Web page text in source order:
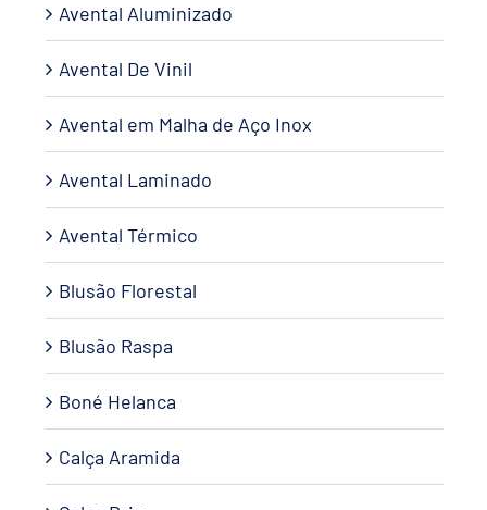
Avental Aluminizado
Avental De Vinil
Avental em Malha de Aço Inox
Avental Laminado
Avental Térmico
Blusão Florestal
Blusão Raspa
Boné Helanca
Calça Aramida